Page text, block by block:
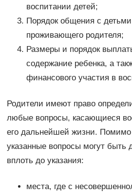
воспитании детей;
Порядок общения с
проживающего родителя;
Размеры и порядок
содержание ребенка, а
финансового участия в
Родители имеют право
любые вопросы, касающиеся
его дальнейшей жизни. Помимо
указанные вопросы могут быть
вплоть до указания:
места, где с